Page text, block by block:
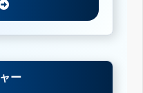
ー